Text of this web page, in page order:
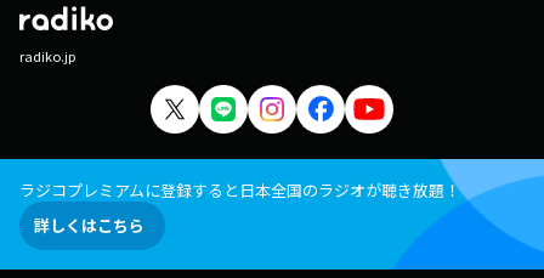
radiko.jp
ラジコプレミアムに登録すると日本全国のラジオが聴き放題！
詳しくはこちら